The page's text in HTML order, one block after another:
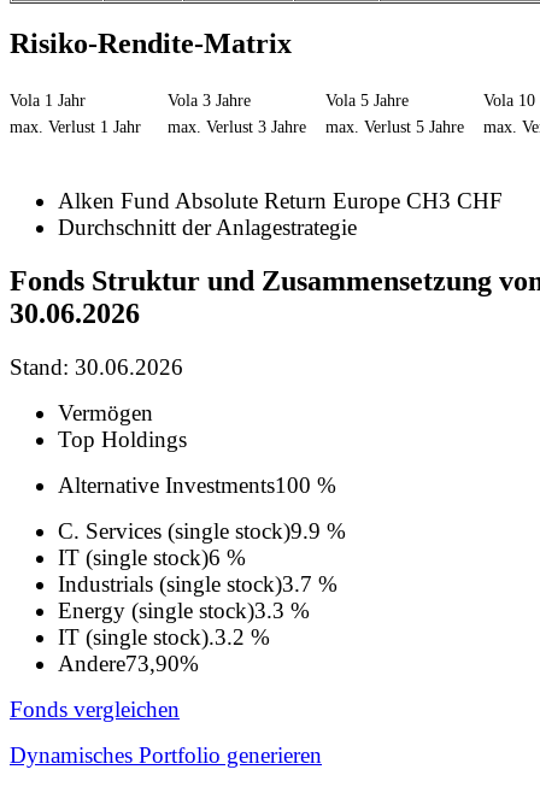
Risiko-Rendite-Matrix
Vola 1 Jahr Vola 3 Jahre Vola 5 Jahre
Vola 10
max. Verlust 1 Jahr
max. Verlust 3 Jahre max. Verlust 5 Jahre max.
Alken Fund Absolute Return Europe CH3 CHF
Durchschnitt der Anlagestrategie
Fonds Struktur und Zusammensetzung
30.06.2026
Stand: 30.06.2026
Vermögen
Top Holdings
Alternative Investments100 %
C. Services (single stock)9.9 %
IT (single stock)6 %
Industrials (single stock)3.7 %
Energy (single stock)3.3 %
IT (single stock).3.2 %
Andere73,90%
Fonds vergleichen
Dynamisches Portfolio generieren